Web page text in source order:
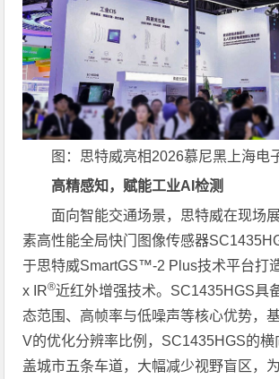
图：思特威亮相2026慕尼黑上海电
高精感知，赋能工业AI检测
面向智能交通场景，思特威在现场
素高性能全局快门图像传感器
于思特威SmartGS™-2 Plus技术平台打
x IR®近红外增强技术。SC1435HGS具
态范围、高帧率与低噪声等核心优势，
V的优化分辨率比例，SC1435HGS的横
盖城市五条车道，大幅减少视野盲区，